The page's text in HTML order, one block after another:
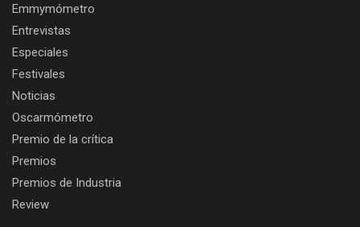
Emmymómetro
Entrevistas
Especiales
Festivales
Noticias
Oscarmómetro
Premio de la crítica
Premios
Premios de Industria
Review